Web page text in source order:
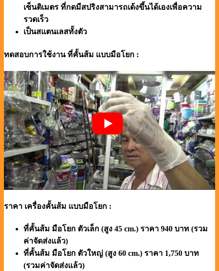
เซ็นติเมตร ที่กดมีสปริงสามารถเด้งขึ้นได้เองเพื่อความ
รวดเร็ว
เป็นสแตนเลสทั้งตัว
ทดสอบการใช้งาน ที่คั้นส้ม แบบมือโยก :
ราคา เครื่องคั้นส้ม แบบมือโยก :
ที่คั้นส้ม มือโยก ตัวเล็ก (สูง 45 cm.) ราคา 940 บาท (รวม
ค่าจัดส่งแล้ว)
ที่คั้นส้ม มือโยก ตัวใหญ่ (สูง 60 cm.) ราคา 1,750 บาท
(รวมค่าจัดส่งแล้ว)